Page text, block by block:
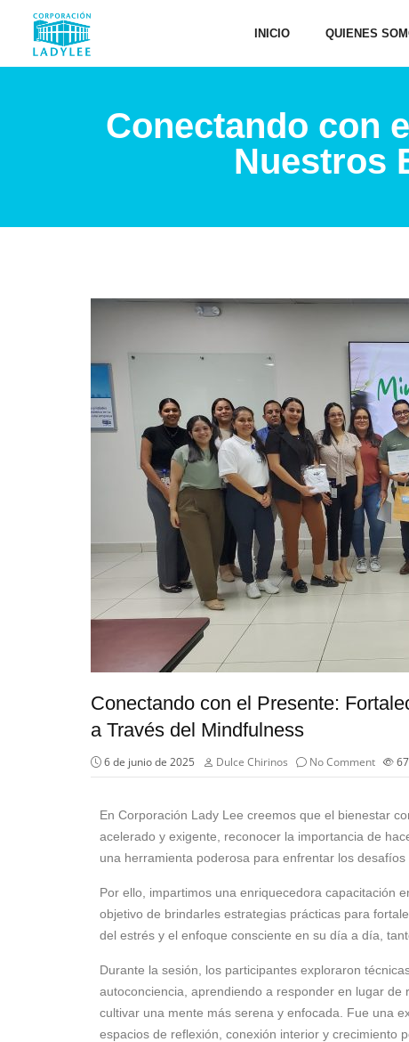
INICIO QUIENES
Conectando con
Nuestros
Conectando con el Presente:
a Través del Mindfulness
6 de junio de 2025 Dulce Chirinos No Comment
En Corporación Lady Lee creemos que el bienestar
acelerado y exigente, reconocer la importancia de
una herramienta poderosa para enfrentar los
Por ello, impartimos una enriquecedora capacitación
objetivo de brindarles estrategias prácticas para
del estrés y el enfoque consciente en su día a día,
Durante la sesión, los participantes exploraron
autoconciencia, aprendiendo a responder en lugar
cultivar una mente más serena y enfocada. Fue una
espacios de reflexión, conexión interior y crecimiento